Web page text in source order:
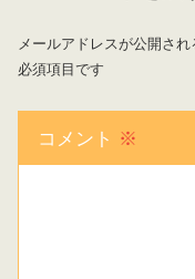
メールアドレスが公開され
必須項目です
コメント ※